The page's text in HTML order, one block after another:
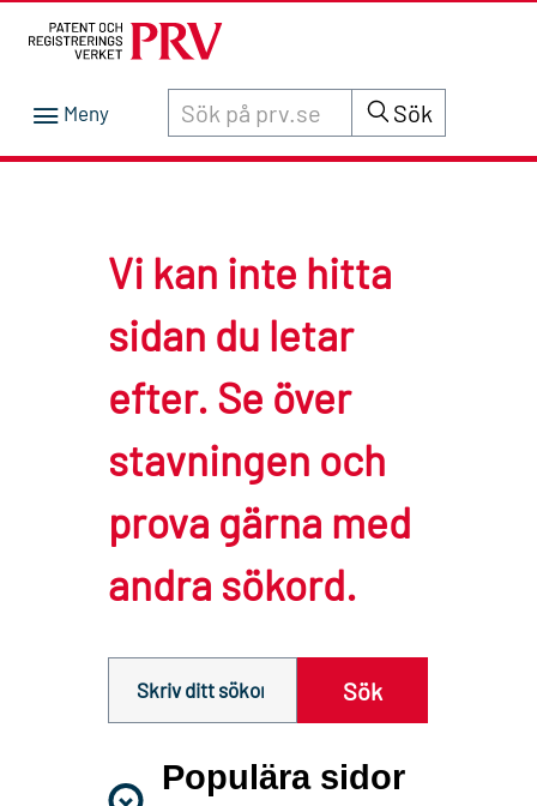
Sök innehåll på siten prv.se Sök
Vi kan inte hitta
sidan du letar
efter. Se över
stavningen och
prova gärna med
andra sökord.
Sök
Populära sidor